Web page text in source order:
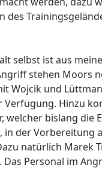
des
selbst ist aus
stehen Moors
Wojcik und
Verfügung. Hinzu
welcher bislang die
in der Vorbereitung
natürlich Marek
Das Personal im